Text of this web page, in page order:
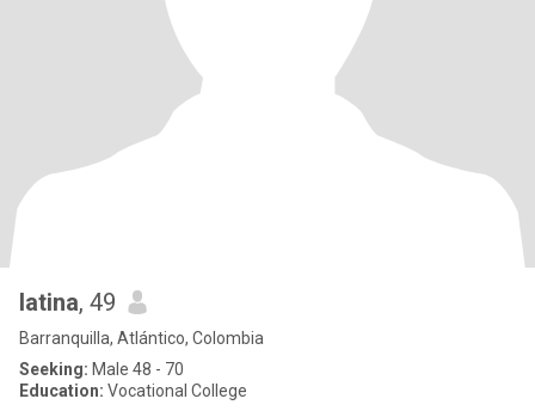
latina, 49
Barranquilla, Atlántico, Colombia
Seeking: Male 48 - 70
Education: Vocational College